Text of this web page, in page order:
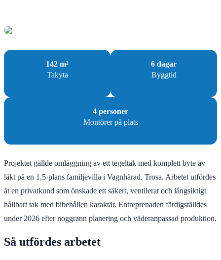
142 m²
Takyta
6 dagar
Byggtid
4 personer
Montörer på plats
Projektet gällde omläggning av ett tegeltak med komplett byte av
läkt på en 1,5-plans familjevilla i Vagnhärad, Trosa. Arbetet utfördes
åt en privatkund som önskade ett säkert, ventilerat och långsiktigt
hållbart tak med bibehållen karaktär. Entreprenaden färdigställdes
under 2026 efter noggrann planering och väderanpassad produktion.
Så utfördes arbetet